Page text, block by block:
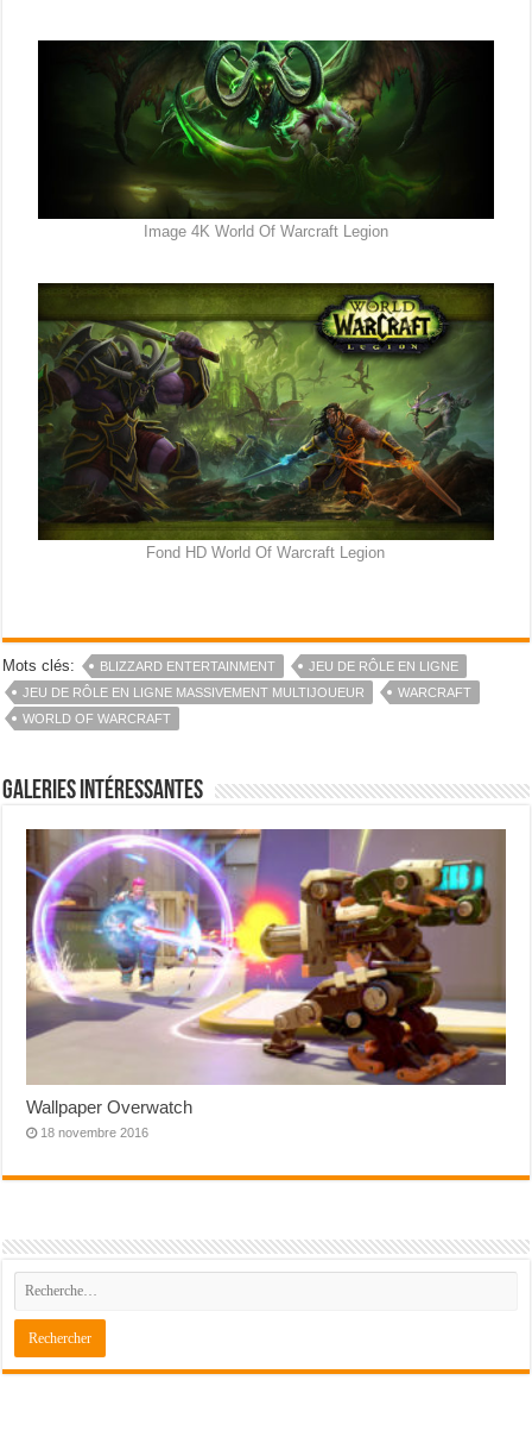
Image 4K World Of Warcraft Legion
Fond HD World Of Warcraft Legion
Mots clés: BLIZZARD ENTERTAINMENT
JEU DE RÔLE EN LIGNE
JEU DE RÔLE EN LIGNE MASSIVEMENT MULTIJOUEUR
WARCRAFT
WORLD OF WARCRAFT
Galeries intéressantes
Wallpaper Overwatch
18 novembre 2016